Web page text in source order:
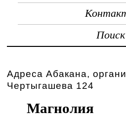
Поиск
Адреса Абакана,
Чертыгашева 124
Магнолия